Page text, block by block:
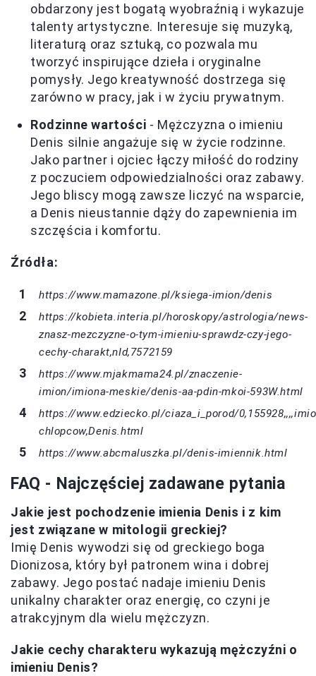
obdarzony jest bogatą wyobraźnią i wykazuje
talenty artystyczne. Interesuje się muzyką,
literaturą oraz sztuką, co pozwala mu
tworzyć inspirujące dzieła i oryginalne
pomysły. Jego kreatywność dostrzega się
zarówno w pracy, jak i w życiu prywatnym.
Rodzinne wartości - Mężczyzna o imieniu
Denis silnie angażuje się w życie rodzinne.
Jako partner i ojciec łączy miłość do rodziny
z poczuciem odpowiedzialności oraz zabawy.
Jego bliscy mogą zawsze liczyć na wsparcie,
a Denis nieustannie dąży do zapewnienia im
szczęścia i komfortu.
Źródła:
https://www.mamazone.pl/ksiega-imion/denis
https://kobieta.interia.pl/horoskopy/astrologia/news-
znasz-mezczyzne-o-tym-imieniu-sprawdz-czy-jego-
cechy-charakt,nId,7572159
https://www.mjakmama24.pl/znaczenie-
imion/imiona-meskie/denis-aa-pdin-mkoi-593W.html
https://www.edziecko.pl/ciaza_i_porod/
chlopcow,Denis.html
https://www.abcmaluszka.pl/denis-imiennik.html
FAQ - Najczęściej zadawane pytania
Jakie jest pochodzenie imienia Denis i z kim
jest związane w mitologii greckiej?
Imię Denis wywodzi się od greckiego boga
Dionizosa, który był patronem wina i dobrej
zabawy. Jego postać nadaje imieniu Denis
unikalny charakter oraz energię, co czyni je
atrakcyjnym dla wielu mężczyzn.
Jakie cechy charakteru wykazują mężczyźni o
imieniu Denis?